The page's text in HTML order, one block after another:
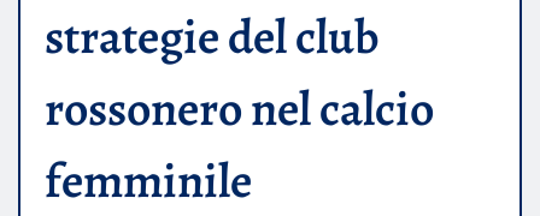
strategie del club
rossonero nel calcio
femminile